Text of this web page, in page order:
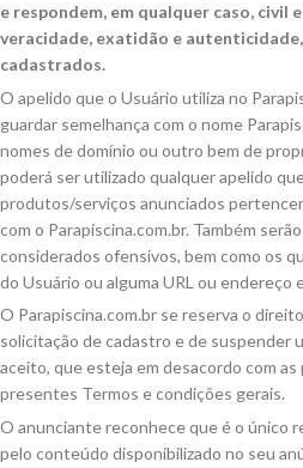
e respondem, em qualquer caso, civil
veracidade, exatidão e
cadastrados.
O apelido que o Usuário utiliza no
guardar semelhança com o nome
nomes de domínio ou outro bem de
poderá ser utilizado qualquer apelido
produtos/serviços anunciados
com o Parapiscina.com.br. Também
considerados ofensivos, bem como os
do Usuário ou alguma URL ou endereço
O Parapiscina.com.br se reserva o
solicitação de cadastro e de suspender
aceito, que esteja em desacordo com
presentes Termos e condições gerais.
O anunciante reconhece que é o único
pelo conteúdo disponibilizado no seu